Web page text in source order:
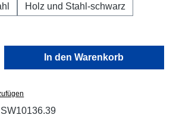
Holz und Stahl-schwarz
Gib den gewünschten
In den Warenkorb
SW10136.39